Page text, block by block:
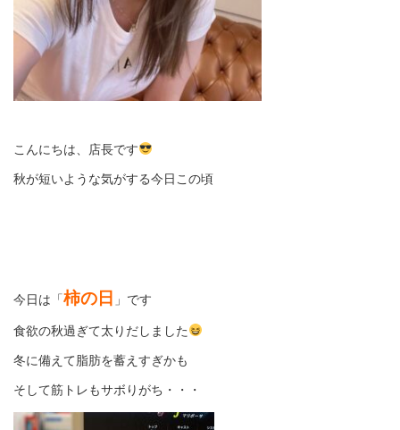
こんにちは、店長です
秋が短いような気がする今日この頃
今日は「柿の日 」です
食欲の秋過ぎて太りだしました
冬に備えて脂肪を蓄えすぎかも
そして筋トレもサボりがち・・・